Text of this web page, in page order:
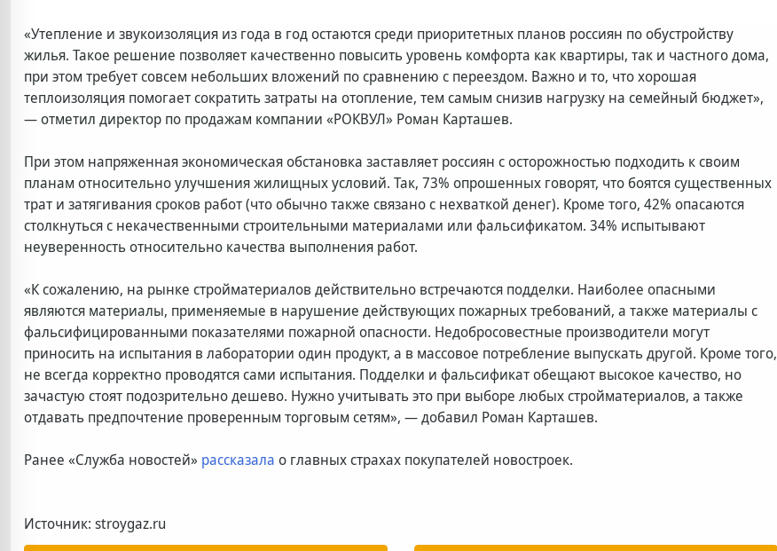
«Утепление и звукоизоляция из года в год остаются среди приоритетных планов россиян по обустройству
жилья. Такое решение позволяет качественно повысить уровень комфорта как квартиры, так и частного дома,
при этом требует совсем небольших вложений по сравнению с переездом. Важно и то, что хорошая
теплоизоляция помогает сократить затраты на отопление, тем самым снизив нагрузку на семейный бюджет»,
— отметил директор по продажам компании «РОКВУЛ» Роман Карташев.
При этом напряженная экономическая обстановка заставляет россиян с осторожностью подходить к своим
планам относительно улучшения жилищных условий. Так, 73% опрошенных говорят, что боятся существенных
трат и затягивания сроков работ (что обычно также связано с нехваткой денег). Кроме того, 42% опасаются
столкнуться с некачественными строительными материалами или фальсификатом. 34% испытывают
неуверенность относительно качества выполнения работ.
«К сожалению, на рынке стройматериалов действительно встречаются подделки. Наиболее опасными
являются материалы, применяемые в нарушение действующих пожарных требований, а также материалы с
фальсифицированными показателями пожарной опасности. Недобросовестные производители могут
приносить на испытания в лаборатории один продукт, а в массовое потребление выпускать другой. Кроме того,
не всегда корректно проводятся сами испытания. Подделки и фальсификат обещают высокое качество, но
зачастую стоят подозрительно дешево. Нужно учитывать это при выборе любых стройматериалов, а также
отдавать предпочтение проверенным торговым сетям», — добавил Роман Карташев.
Ранее «Служба новостей» рассказала о главных страхах покупателей новостроек.
Источник: stroygaz.ru